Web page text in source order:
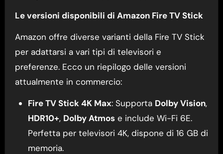
Le versioni disponibili di Amazon Fire TV Stick
Amazon offre diverse varianti della Fire TV Stick
per adattarsi a vari tipi di televisori e
preferenze. Ecco un riepilogo delle versioni
attualmente in commercio:
Fire TV Stick 4K Max: Supporta Dolby Vision,
HDR10+, Dolby Atmose include Wi-Fi 6E.
Perfetta per televisori 4K, dispone di 16 GB di
memoria.